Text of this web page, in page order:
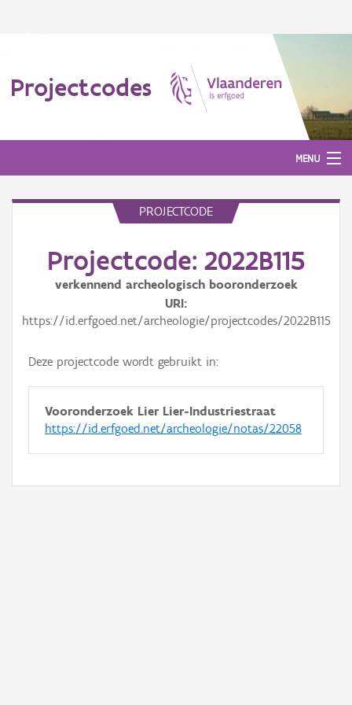
Projectcodes
MENU
PROJECTCODE
Projectcode: 2022B115
verkennend archeologisch booronderzoek
URI
https://id.erfgoed.net/archeologie/projectcodes/2022B115
Deze projectcode wordt gebruikt in:
Vooronderzoek Lier Lier-Industriestraat
https://id.erfgoed.net/archeologie/notas/22058